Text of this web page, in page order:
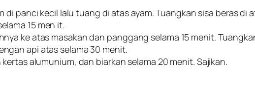
di panci kecil lalu tuang di atas ayam. Tuangkan sisa beras
15 men it.
ke atas masakan dan panggang selama 15 menit.
api atas selama 30 menit.
alumunium, dan biarkan selama 20 menit. Sajikan.